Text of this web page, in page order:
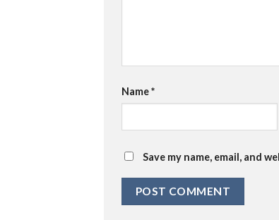
Name*
Save my name, email, and